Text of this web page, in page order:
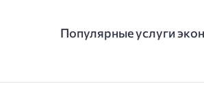
Популярные услуги